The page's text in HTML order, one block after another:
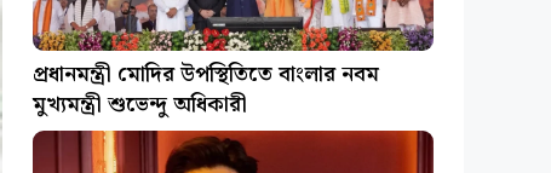
প্রধানমন্ত্রী মোদির উপস্থিতিতে বাংলার নবম
মুখ্যমন্ত্রী শুভেন্দু অধিকারী